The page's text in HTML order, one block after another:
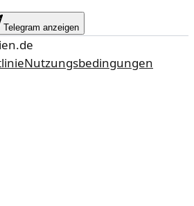
Telegram anzeigen
Nutzungsbedingungen